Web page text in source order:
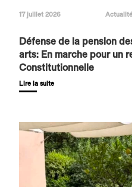
17 juillet 2026
Défense de la pension
arts: En marche pour un
Constitutionnelle
Lire la suite